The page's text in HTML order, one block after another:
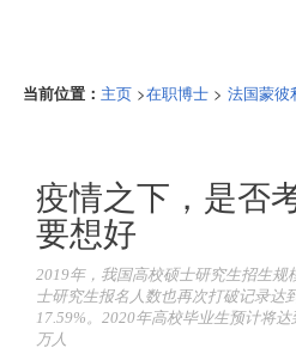
当前位置： 主页 >在职博士 >法国蒙彼
疫情之下，是否
要想好
2019年，我国高校硕士研究生招生规
士研究生报名人数也再次打破记录达
17.59%。2020年高校毕业生预计将
万人